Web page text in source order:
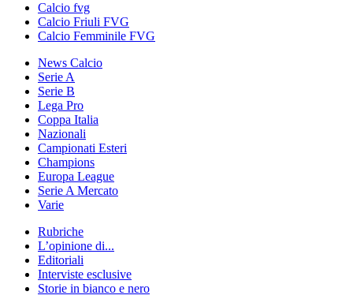
Calcio fvg
Calcio Friuli FVG
Calcio Femminile FVG
News Calcio
Serie A
Serie B
Lega Pro
Coppa Italia
Nazionali
Campionati Esteri
Champions
Europa League
Serie A Mercato
Varie
Rubriche
L’opinione di...
Editoriali
Interviste esclusive
Storie in bianco e nero